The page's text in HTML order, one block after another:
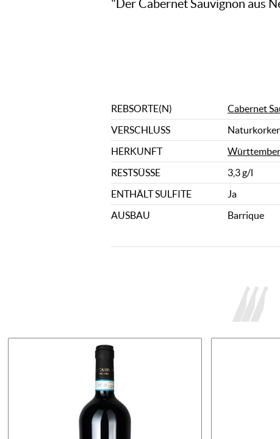
"Der Cabernet Sauvignon aus
REBSORTE(N) Cabernet
VERSCHLUSS
HERKUNFT
RESTSÜSSE
3,3 g/l
ENTHÄLT SULFITE
Ja
AUSBAU
Barrique